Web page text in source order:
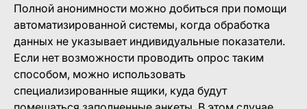
Полной анонимности можно добиться при помощи
автоматизированной системы, когда обработка
данных не указывает индивидуальные показатели.
Если нет возможности проводить опрос таким
способом, можно использовать
специализированные ящики, куда будут